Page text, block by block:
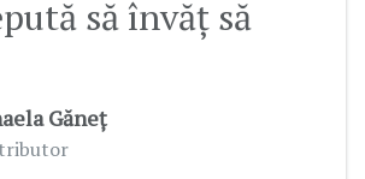
să învăț să
Găneț